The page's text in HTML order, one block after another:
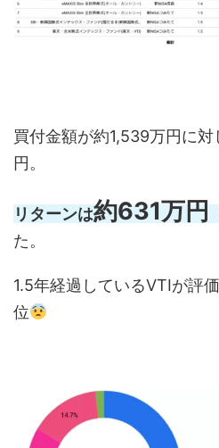
買付金額が約1,539万円に
円。
リターンは約631万円
た。
1.5年経過しているVTIが評
位